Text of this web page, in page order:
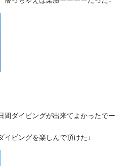
間ダイビングが出来てよかったでー